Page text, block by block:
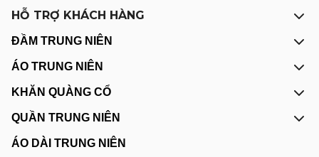
HỖ TRỢ KHÁCH HÀNG
ĐẦM TRUNG NIÊN
ÁO TRUNG NIÊN
KHĂN QUÀNG CỔ
QUẦN TRUNG NIÊN
ÁO DÀI TRUNG NIÊN